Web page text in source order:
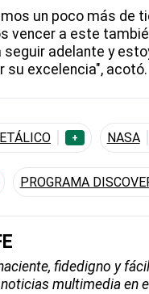
un poco más de
vencer a este
adelante y
su excelencia", acotó.
+ NASA
PROGRAMA
fidedigno y
multimedia en